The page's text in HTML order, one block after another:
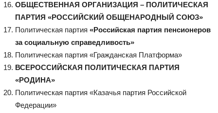
ОБЩЕСТВЕННАЯ ОРГАНИЗАЦИЯ – ПОЛИТИЧЕСКАЯ
ПАРТИЯ «РОССИЙСКИЙ ОБЩЕНАРОДНЫЙ СОЮЗ»
Политическая партия «Российская партия пенсионеров
за социальную справедливость»
Политическая партия «Гражданская Платформа»
ВСЕРОССИЙСКАЯ ПОЛИТИЧЕСКАЯ ПАРТИЯ
«РОДИНА»
Политическая партия «Казачья партия Российской
Федерации»